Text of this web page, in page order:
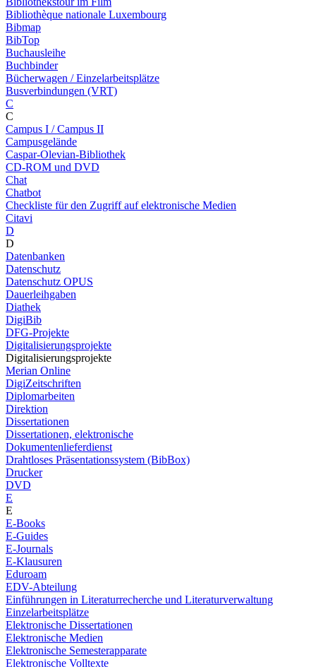
Bibliothèque nationale Luxembourg
Bibmap
BibTop
Buchausleihe
Buchbinder
Bücherwagen / Einzelarbeitsplätze
Busverbindungen (VRT)
C
C
Campus I / Campus II
Campusgelände
Caspar-Olevian-Bibliothek
CD-ROM und DVD
Chat
Chatbot
Checkliste für den Zugriff auf elektronische Medien
Citavi
D
D
Datenbanken
Datenschutz
Datenschutz OPUS
Dauerleihgaben
Diathek
DigiBib
DFG-Projekte
Digitalisierungsprojekte
Digitalisierungsprojekte
Merian Online
DigiZeitschriften
Diplomarbeiten
Direktion
Dissertationen
Dissertationen, elektronische
Dokumentenlieferdienst
Drahtloses Präsentationssystem (BibBox)
Drucker
DVD
E
E
E-Books
E-Guides
E-Journals
E-Klausuren
Eduroam
EDV-Abteilung
Einführungen in Literaturrecherche und Literaturverwaltung
Einzelarbeitsplätze
Elektronische Dissertationen
Elektronische Medien
Elektronische Semesterapparate
Elektronische Volltexte